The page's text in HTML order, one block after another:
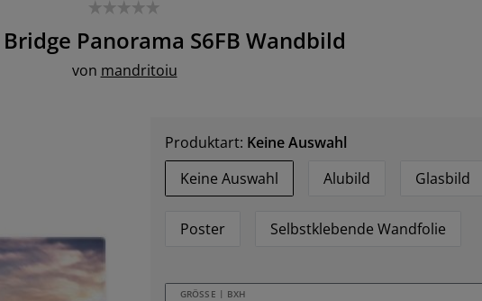
Panorama S6FB Wandbild
von mandritoiu
Produktart: Keine Auswahl
Keine Auswahl
Alubild Glasbild
Poster Selbstklebende Wandfolie
GRÖSSE | BXH